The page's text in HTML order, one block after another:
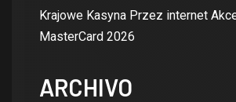
Krajowe Kasyna Przez internet
MasterCard 2026
ARCHIVO